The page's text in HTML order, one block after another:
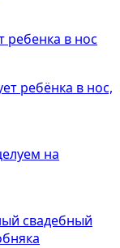
ребёнка в нос,
свадебный